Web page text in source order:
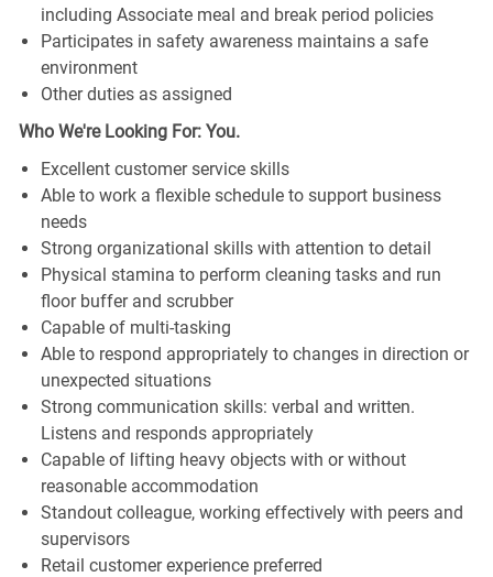
including Associate meal and break period policies
Participates in safety awareness maintains a safe
environment
Other duties as assigned
Who We're Looking For: You.
Excellent customer service skills
Able to work a flexible schedule to support business
needs
Strong organizational skills with attention to detail
Physical stamina to perform cleaning tasks and run
floor buffer and scrubber
Capable of multi-tasking
Able to respond appropriately to changes in direction or
unexpected situations
Strong communication skills: verbal and written.
Listens and responds appropriately
Capable of lifting heavy objects with or without
reasonable accommodation
Standout colleague, working effectively with peers and
supervisors
Retail customer experience preferred